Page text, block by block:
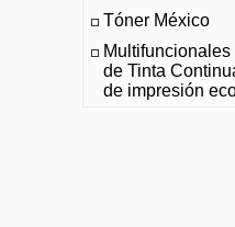
Tóner México
de Tinta
de impresión